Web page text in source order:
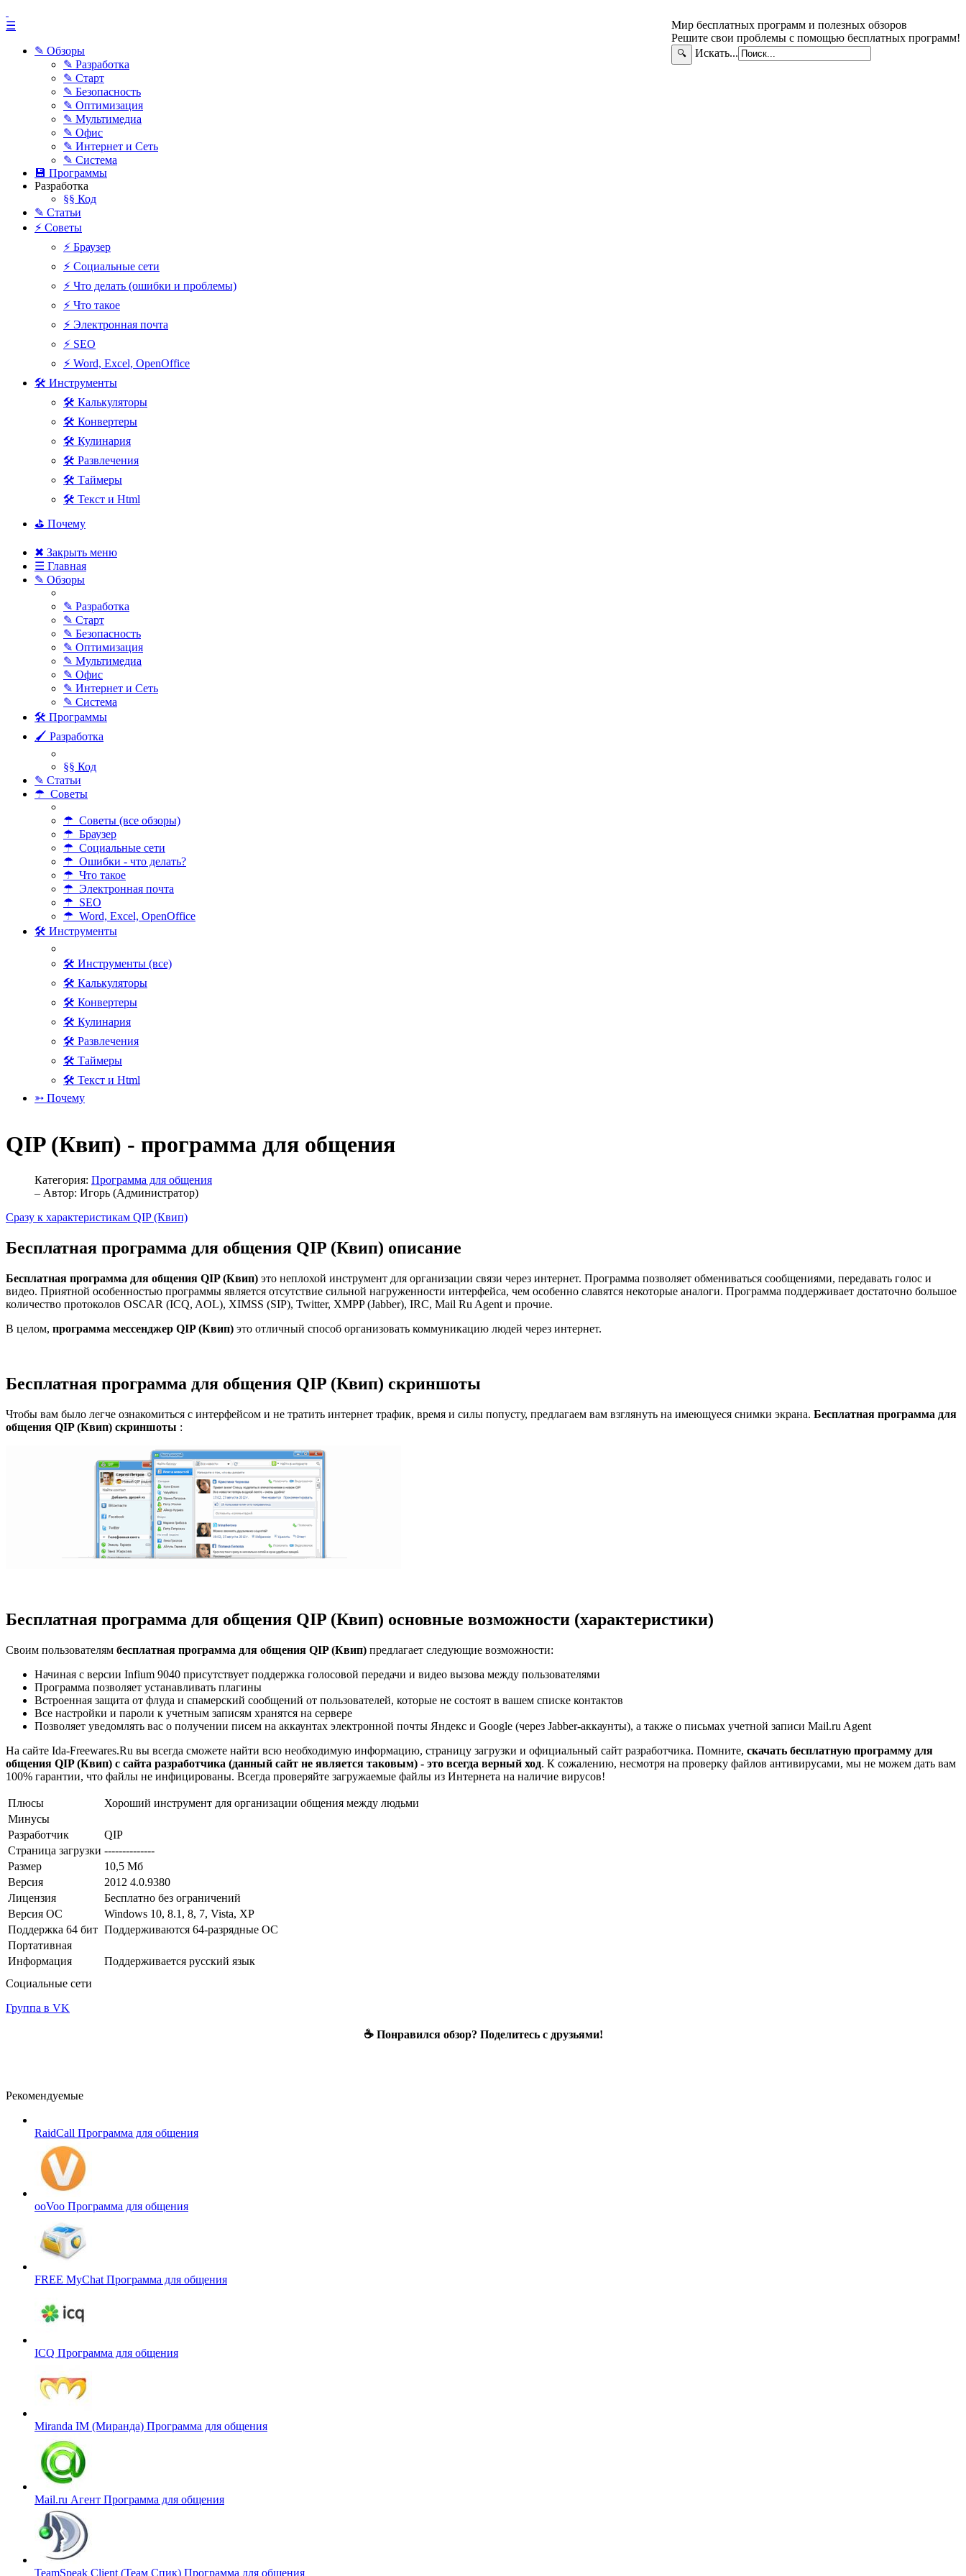
Мир бесплатных программ и полезных обзоров
Решите свои проблемы с помощью бесплатных программ!
🔍 Искать...
☰
✎ Обзоры
✎ Разработка
✎ Старт
✎ Безопасность
✎ Оптимизация
✎ Мультимедиа
✎ Офис
✎ Интернет и Сеть
✎ Система
💾 Программы
Разработка
§§ Код
✎ Статьи
⚡ Советы
⚡ Браузер
⚡ Социальные сети
⚡ Что делать (ошибки и проблемы)
⚡ Что такое
⚡ Электронная почта
⚡ SEO
⚡ Word, Excel, OpenOffice
🛠 Инструменты
🛠 Калькуляторы
🛠 Конвертеры
🛠 Кулинария
🛠 Развлечения
🛠 Таймеры
🛠 Текст и Html
⛳ Почему
✖ Закрыть меню
☰ Главная
✎ Обзоры
✎ Разработка
✎ Старт
✎ Безопасность
✎ Оптимизация
✎ Мультимедиа
✎ Офис
✎ Интернет и Сеть
✎ Система
🛠 Программы
🖌 Разработка
§§ Код
✎ Статьи
☂ Советы
☂ Советы (все обзоры)
☂ Браузер
☂ Социальные сети
☂ Ошибки - что делать?
☂ Что такое
☂ Электронная почта
☂ SEO
☂ Word, Excel, OpenOffice
🛠 Инструменты
🛠 Инструменты (все)
🛠 Калькуляторы
🛠 Конвертеры
🛠 Кулинария
🛠 Развлечения
🛠 Таймеры
🛠 Текст и Html
➳ Почему
QIP (Квип) - программа для общения
Категория: Программа для общения
– Автор: Игорь (Администратор)
Сразу к характеристикам QIP (Квип)
Бесплатная программа для общения QIP (Квип) описание
Бесплатная программа для общения QIP (Квип) это неплохой инструмент для организации связи через интернет. Программа позволяет обмениваться сообщениями, передавать голос и
видео. Приятной особенностью программы является отсутствие сильной нагруженности интерфейса, чем особенно славятся некоторые аналоги. Программа поддерживает достаточно большое
количество протоколов OSCAR (ICQ, AOL), XIMSS (SIP), Twitter, XMPP (Jabber), IRC, Mail Ru Agent и прочие.
В целом, программа мессенджер QIP (Квип) это отличный способ организовать коммуникацию людей через интернет.
Бесплатная программа для общения QIP (Квип) скриншоты
Чтобы вам было легче ознакомиться с интерфейсом и не тратить интернет трафик, время и силы попусту, предлагаем вам взглянуть на имеющуеся снимки экрана. Бесплатная программа для
общения QIP (Квип) скриншоты :
Бесплатная программа для общения QIP (Квип) основные возможности (характеристики)
Своим пользователям бесплатная программа для общения QIP (Квип) предлагает следующие возможности:
Начиная с версии Infium 9040 присутствует поддержка голосовой передачи и видео вызова между пользователями
Программа позволяет устанавливать плагины
Встроенная защита от флуда и спамерский сообщений от пользователей, которые не состоят в вашем списке контактов
Все настройки и пароли к учетным записям хранятся на сервере
Позволяет уведомлять вас о получении писем на аккаунтах электронной почты Яндекс и Google (через Jabber-аккаунты), а также о письмах учетной записи Mail.ru Agent
На сайте Ida-Freewares.Ru вы всегда сможете найти всю необходимую информацию, страницу загрузки и официальный сайт разработчика. Помните, скачать бесплатную программу для
общения QIP (Квип) с сайта разработчика (данный сайт не является таковым) - это всегда верный ход. К сожалению, несмотря на проверку файлов антивирусами, мы не можем дать вам
100% гарантии, что файлы не инфицированы. Всегда проверяйте загружаемые файлы из Интернета на наличие вирусов!
Плюсы
Хороший инструмент для организации общения между людьми
Минусы
Разработчик
QIP
Страница загрузки --------------
Размер
10,5 Мб
Версия
2012 4.0.9380
Лицензия
Бесплатно без ограничений
Версия ОС
Windows 10, 8.1, 8, 7, Vista, XP
Поддержка 64 бит Поддерживаются 64-разрядные ОС
Портативная
Информация
Поддерживается русский язык
Социальные сети
Группа в VK
☕ Понравился обзор? Поделитесь с друзьями!
Рекомендуемые
RaidCall Программа для общения
ooVoo Программа для общения
FREE MyChat Программа для общения
ICQ Программа для общения
Miranda IM (Миранда) Программа для общения
Mail.ru Агент Программа для общения
TeamSpeak Client (Теам Спик) Программа для общения